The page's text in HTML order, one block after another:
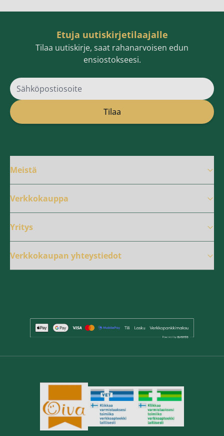
Etuja uutiskirjetilaajalle
Tilaa uutiskirje, saat rahanarvoisen edun
ensiostokseesi.
Sähköpostiosoite
Tilaa
Meistä
Verkkokauppa
Yritys
Verkkokaupan yhteystiedot